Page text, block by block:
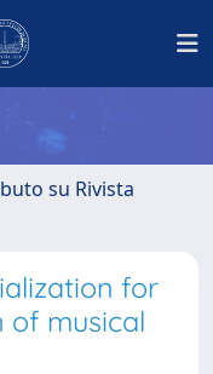
su Rivista
for
of musical